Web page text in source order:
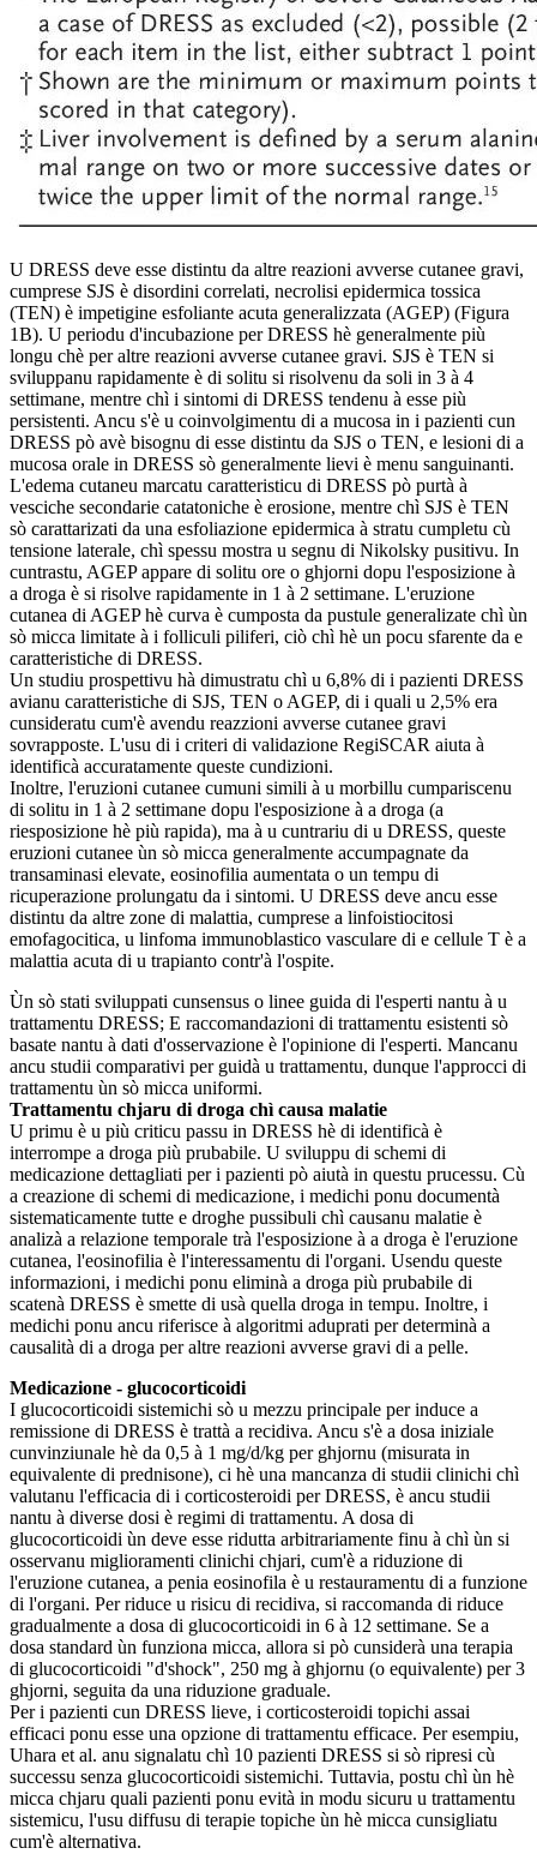
U DRESS deve esse distintu da altre reazioni avverse cutanee gravi,
cumprese SJS è disordini correlati, necrolisi epidermica tossica
(TEN) è impetigine esfoliante acuta generalizzata (AGEP) (Figura
1B). U periodu d'incubazione per DRESS hè generalmente più
longu chè per altre reazioni avverse cutanee gravi. SJS è TEN si
sviluppanu rapidamente è di solitu si risolvenu da soli in 3 à 4
settimane, mentre chì i sintomi di DRESS tendenu à esse più
persistenti. Ancu s'è u coinvolgimentu di a mucosa in i pazienti cun
DRESS pò avè bisognu di esse distintu da SJS o TEN, e lesioni di a
mucosa orale in DRESS sò generalmente lievi è menu sanguinanti.
L'edema cutaneu marcatu caratteristicu di DRESS pò purtà à
vesciche secondarie catatoniche è erosione, mentre chì SJS è TEN
sò carattarizati da una esfoliazione epidermica à stratu cumpletu cù
tensione laterale, chì spessu mostra u segnu di Nikolsky pusitivu. In
cuntrastu, AGEP appare di solitu ore o ghjorni dopu l'esposizione à
a droga è si risolve rapidamente in 1 à 2 settimane. L'eruzione
cutanea di AGEP hè curva è cumposta da pustule generalizate chì ùn
sò micca limitate à i folliculi piliferi, ciò chì hè un pocu sfarente da e
caratteristiche di DRESS.
Un studiu prospettivu hà dimustratu chì u 6,8% di i pazienti DRESS
avianu caratteristiche di SJS, TEN o AGEP, di i quali u 2,5% era
cunsideratu cum'è avendu reazzioni avverse cutanee gravi
sovrapposte. L'usu di i criteri di validazione RegiSCAR aiuta à
identificà accuratamente queste cundizioni.
Inoltre, l'eruzioni cutanee cumuni simili à u morbillu cumpariscenu
di solitu in 1 à 2 settimane dopu l'esposizione à a droga (a
riesposizione hè più rapida), ma à u cuntrariu di u DRESS, queste
eruzioni cutanee ùn sò micca generalmente accumpagnate da
transaminasi elevate, eosinofilia aumentata o un tempu di
ricuperazione prolungatu da i sintomi. U DRESS deve ancu esse
distintu da altre zone di malattia, cumprese a linfoistiocitosi
emofagocitica, u linfoma immunoblastico vasculare di e cellule T è a
malattia acuta di u trapianto contr'à l'ospite.
Ùn sò stati sviluppati cunsensus o linee guida di l'esperti nantu à u
trattamentu DRESS; E raccomandazioni di trattamentu esistenti sò
basate nantu à dati d'osservazione è l'opinione di l'esperti. Mancanu
ancu studii comparativi per guidà u trattamentu, dunque l'approcci di
trattamentu ùn sò micca uniformi.
Trattamentu chjaru di droga chì causa malatie
U primu è u più criticu passu in DRESS hè di identificà è
interrompe a droga più prubabile. U sviluppu di schemi di
medicazione dettagliati per i pazienti pò aiutà in questu prucessu. Cù
a creazione di schemi di medicazione, i medichi ponu documentà
sistematicamente tutte e droghe pussibuli chì causanu malatie è
analizà a relazione temporale trà l'esposizione à a droga è l'eruzione
cutanea, l'eosinofilia è l'interessamentu di l'organi. Usendu queste
informazioni, i medichi ponu eliminà a droga più prubabile di
scatenà DRESS è smette di usà quella droga in tempu. Inoltre, i
medichi ponu ancu riferisce à algoritmi aduprati per determinà a
causalità di a droga per altre reazioni avverse gravi di a pelle.
Medicazione - glucocorticoidi
I glucocorticoidi sistemichi sò u mezzu principale per induce a
remissione di DRESS è trattà a recidiva. Ancu s'è a dosa iniziale
cunvinziunale hè da 0,5 à 1 mg/d/kg per ghjornu (misurata in
equivalente di prednisone), ci hè una mancanza di studii clinichi chì
valutanu l'efficacia di i corticosteroidi per DRESS, è ancu studii
nantu à diverse dosi è regimi di trattamentu. A dosa di
glucocorticoidi ùn deve esse ridutta arbitrariamente finu à chì ùn si
osservanu miglioramenti clinichi chjari, cum'è a riduzione di
l'eruzione cutanea, a penia eosinofila è u restauramentu di a funzione
di l'organi. Per riduce u risicu di recidiva, si raccomanda di riduce
gradualmente a dosa di glucocorticoidi in 6 à 12 settimane. Se a
dosa standard ùn funziona micca, allora si pò cunsiderà una terapia
di glucocorticoidi "d'shock", 250 mg à ghjornu (o equivalente) per 3
ghjorni, seguita da una riduzione graduale.
Per i pazienti cun DRESS lieve, i corticosteroidi topichi assai
efficaci ponu esse una opzione di trattamentu efficace. Per esempiu,
Uhara et al. anu signalatu chì 10 pazienti DRESS si sò ripresi cù
successu senza glucocorticoidi sistemichi. Tuttavia, postu chì ùn hè
micca chjaru quali pazienti ponu evità in modu sicuru u trattamentu
sistemicu, l'usu diffusu di terapie topiche ùn hè micca cunsigliatu
cum'è alternativa.